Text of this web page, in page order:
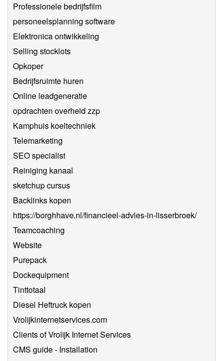
Professionele bedrijfsfilm
personeelsplanning software
Elektronica ontwikkeling
Selling stocklots
Opkoper
Bedrijfsruimte huren
Online leadgeneratie
opdrachten overheid zzp
Kamphuis koeltechniek
Telemarketing
SEO specialist
Reiniging kanaal
sketchup cursus
Backlinks kopen
https://borghhave.nl/financieel-advies-in-lisserbroek/
Teamcoaching
Website
Purepack
Dockequipment
Tinttotaal
Diesel Heftruck kopen
Vrolijkinternetservices.com
Clients of Vrolijk Internet Services
CMS guide - Installation